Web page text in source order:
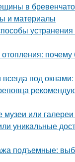
в
и материалы
почему
под
музеи или
уникальные
подъемные: